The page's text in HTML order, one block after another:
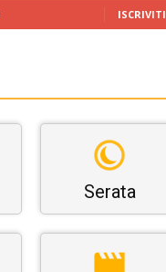
ISCRIVITI
Serata